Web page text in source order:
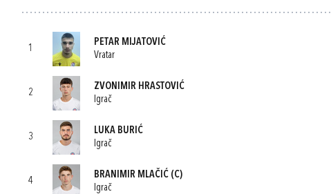
1
PETAR MIJATOVIĆ
Vratar
2
ZVONIMIR HRASTOVIĆ
Igrač
3
LUKA BURIĆ
Igrač
4
BRANIMIR MLAČIĆ (C)
Igrač